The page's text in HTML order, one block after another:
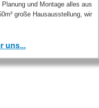
und Montage alles aus
große Hausausstellung, wir
uns...